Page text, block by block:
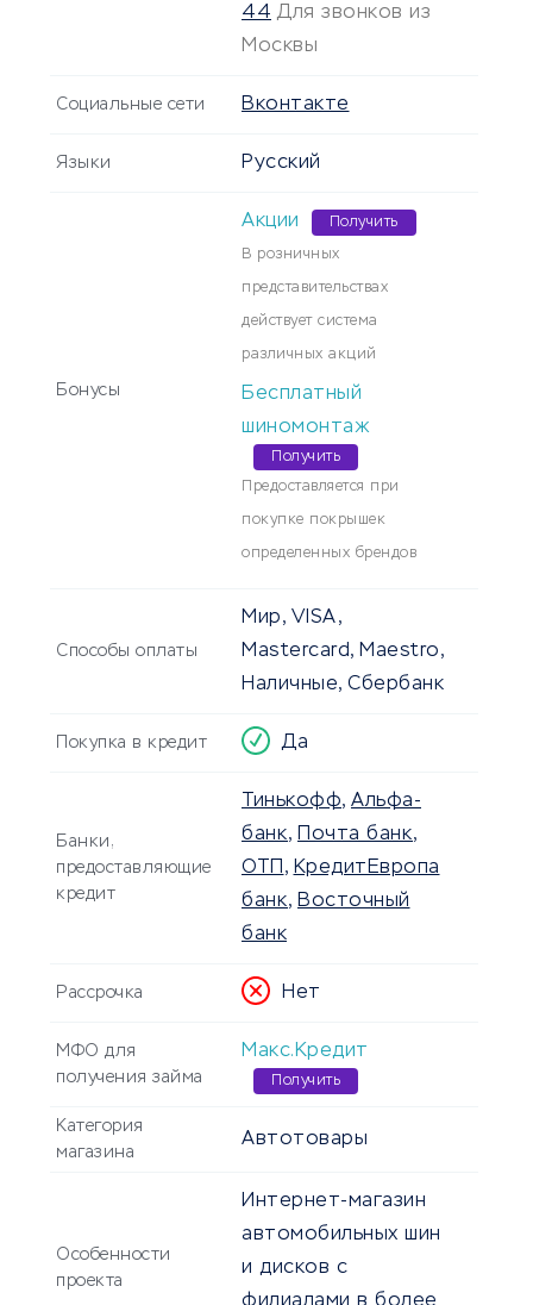
44 Для звонков из
Москвы
Социальные сети Вконтакте
Языки Русский
Бонусы
Акции Получить
В розничных
представительствах
действует система
различных акций
Бесплатный
шиномонтаж
Получить
Предоставляется при
покупке покрышек
определенных брендов
Способы оплаты
Мир, VISA,
Mastercard, Maestro,
Наличные, Сбербанк
Покупка в кредит Да
Банки,
предоставляющие
кредит
Тинькофф, Альфа-
банк, Почта банк,
ОТП, КредитЕвропа
банк, Восточный
банк
Рассрочка Нет
МФО для
получения займа
Макс.Кредит
Получить
Категория
магазина
Автотовары
Особенности
проекта
Интернет-магазин
автомобильных шин
и дисков с